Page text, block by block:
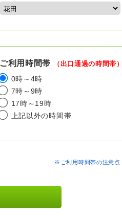
ご利用時間帯 （出口通過の時間帯
0時～4時
7時～9時
17時～19時
上記以外の時間帯
※ご利用時間帯の注意